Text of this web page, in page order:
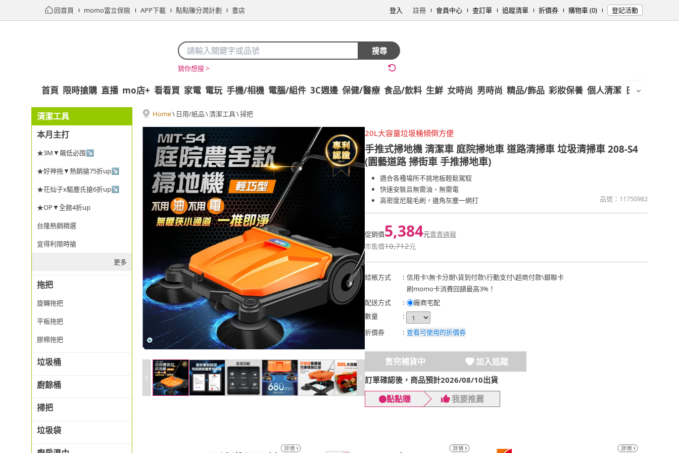
回首頁 momo富立保險 APP下載 點點賺分潤計劃 書店 登入 註冊 會員中心 查訂單 追蹤清單 折價券 購物車 (0) 登記活動
搜尋
猜你想搜 >
首頁 限時搶購 直播 mo店+ 看看買 家電 電玩 手機/相機 電腦/組件 3C週邊 保健/醫療 食品/飲料 生鮮 女時尚 男時尚 精品/飾品 彩妝保養 個人清潔 日用/紙品
清潔工具
本月主打
★3M▼飆低必囤↘
★好神拖▼熱銷搶75折up↘
★花仙子x驅塵氏搶6折up↘
★OP▼全館4折up
台隆熱銷精選
宜得利限時搶
更多
拖把
旋轉拖把
平板拖把
膠棉拖把
垃圾桶
廚餘桶
掃把
垃圾袋
Home\ 日用/紙品\清潔工具\掃把
20L大容量垃圾桶傾倒方便
手推式掃地機 清潔車 庭院掃地車 道路清掃車 垃圾清掃車 208-S4
(園藝道路 掃街車 手推掃地車)
適合各種場所不挑地板輕鬆駕馭
快速安裝且無需油、無需電
高密度尼龍毛刷，邊角灰塵一網打
品號： 11750982
促銷價5,384元賣貴通報
市售價10,712元
結帳方式 : 信用卡\無卡分期\貨到付款\行動支付\超商付款\銀聯卡
刷momo卡消費回饋最高3%！
配送方式
:
廠商宅配
數量
:
折價券
: 查看可使用的折價券
售完補貨中 加入追蹤
訂單確認後，商品預計2026/08/10出貨
點點賺 我要推薦